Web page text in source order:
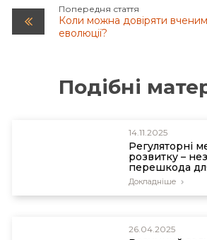
evolution”. Q Rev Biol.
10.1086/656902.
Попередня стаття
Коли можна довіряти
еволюції?
Подібні
14.11.2025
Регуляторні
розвитку –
перешкода
Докладніше
26.04.2025